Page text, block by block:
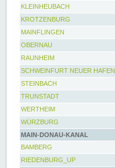
KLEINHEUBACH
KROTZENBURG
MAINFLINGEN
OBERNAU
RAUNHEIM
SCHWEINFURT NEUER HAFEN
STEINBACH
TRUNSTADT
WERTHEIM
WÜRZBURG
MAIN-DONAU-KANAL
BAMBERG
RIEDENBURG_UP